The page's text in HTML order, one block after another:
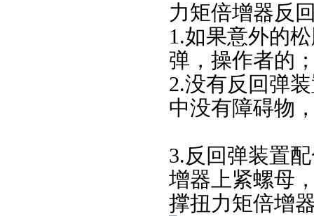
力矩倍增器反
1.如果意外的
弹，操作者的
2.没有反回弹
中没有障碍物
3.反回弹装置
增器上紧螺母
撑扭力矩倍增